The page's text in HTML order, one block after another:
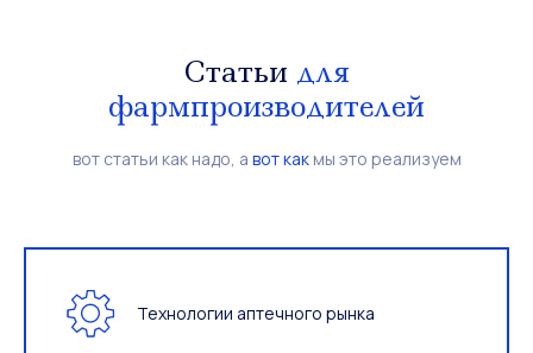
Статьи для
фармпроизводителей
вот статьи как надо, а вот какмы это реализуем
Технологии аптечного рынка